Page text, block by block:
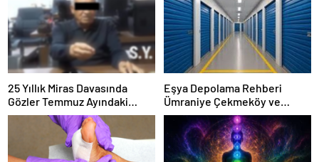
25 Yıllık Miras Davasında
Gözler Temmuz Ayındaki
Karar Duruşmasına Çevrildi
Eşya Depolama Rehberi
Ümraniye Çekmeköy ve
Kadıköy